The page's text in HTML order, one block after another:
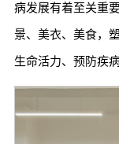
病发展有着至关重
景、美衣、美食，
生命活力、预防疾